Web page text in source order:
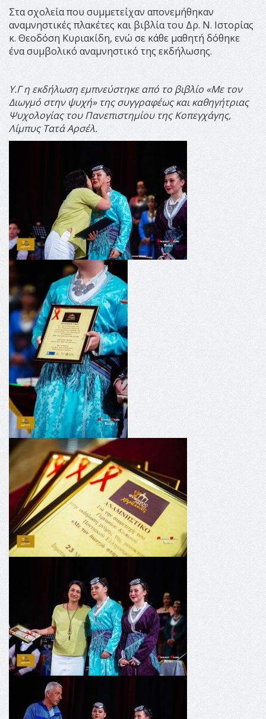
Στα σχολεία που συμμετείχαν απονεμήθηκαν
αναμνηστικές πλακέτες και βιβλία του Δρ. Ν. Ιστορίας
κ. Θεοδόση Κυριακίδη, ενώ σε κάθε μαθητή δόθηκε
ένα συμβολικό αναμνηστικό της εκδήλωσης.
Υ.Γ η εκδήλωση εμπνεύστηκε από το βιβλίο «Με τον
Διωγμό στην ψυχή» της συγγραφέως και καθηγήτριας
Ψυχολογίας του Πανεπιστημίου της Κοπεγχάγης,
Λίμπυς Τατά Αρσέλ.